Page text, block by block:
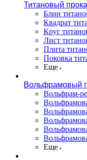
Титановый
Блин
Квадрат
Круг
Лист
Плита
Поковка
Еще
Вольфрамовый
Вольфрам-
Еще